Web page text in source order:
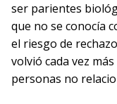
ser parientes
que no se conocía
el riesgo de
volvió cada vez
personas no